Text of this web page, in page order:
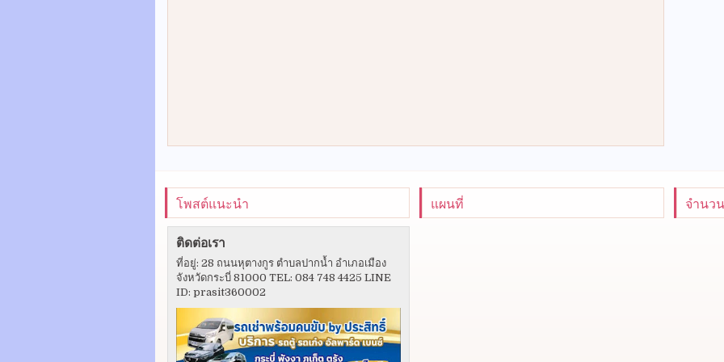
โพสต์แนะนำ
ติดต่อเรา
ที่อยู่: 28 ถนนหุตางกูร ตำบลปากน้ำ อำเภอเมือง
จังหวัดกระบี่ 81000 TEL: 084 748 4425 LINE
ID: prasit360002
แผนที่ จำนว